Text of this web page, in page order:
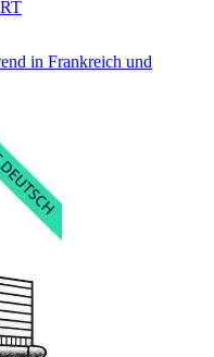
in Frankreich und